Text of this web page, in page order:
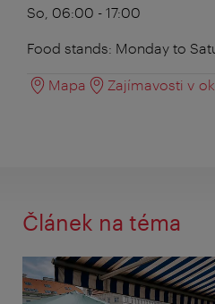
So, 06:00 - 17:00
Food stands: Monday to
Mapa Zajímavosti v
Článek na téma